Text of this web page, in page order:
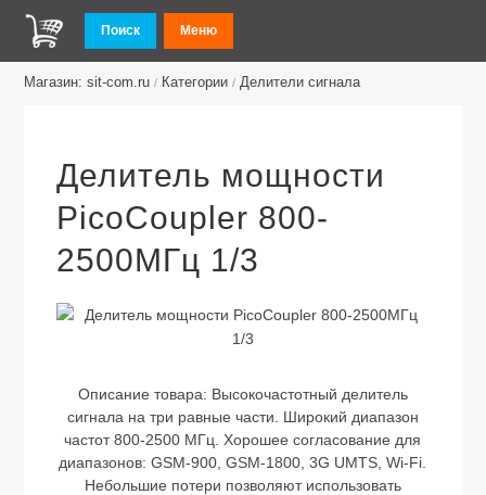
Поиск Меню
Магазин: sit-com.ru / Категории / Делители сигнала
Делитель мощности
PicoCoupler 800-
2500МГц 1/3
Описание товара: Высокочастотный делитель
сигнала на три равные части. Широкий диапазон
частот 800-2500 МГц. Хорошее согласование для
диапазонов: GSM-900, GSM-1800, 3G UMTS, Wi-Fi.
Небольшие потери позволяют использовать